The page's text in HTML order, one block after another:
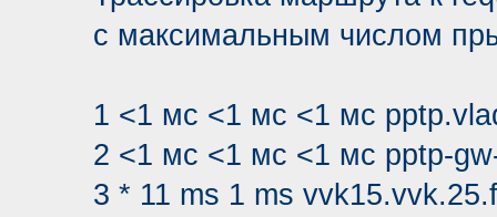
с максимальным числом
1 <1 мс <1 мс <1 мс
2 <1 мс <1 мс <1 мс pptp-
3 * 11 ms 1 ms